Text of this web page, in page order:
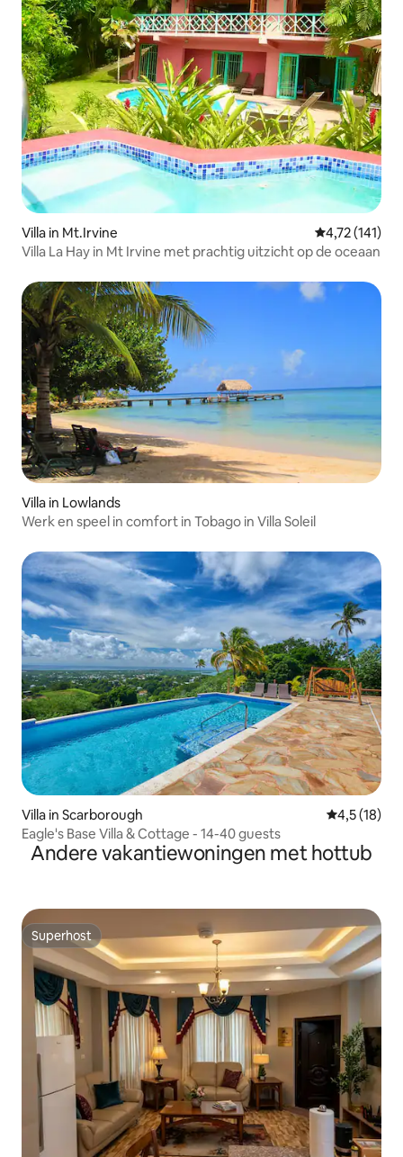
Villa in Mt.Irvine Gemiddelde
4,72 (141)
Villa La Hay in Mt Irvine met prachtig uitzicht op de oceaan
Villa in Lowlands
Werk en speel in comfort in Tobago in Villa Soleil
Villa in Scarborough
4,5 (18)
Eagle's Base Villa & Cottage - 14-40 guests
Andere vakantiewoningen met hottub
Superhost
Superhost